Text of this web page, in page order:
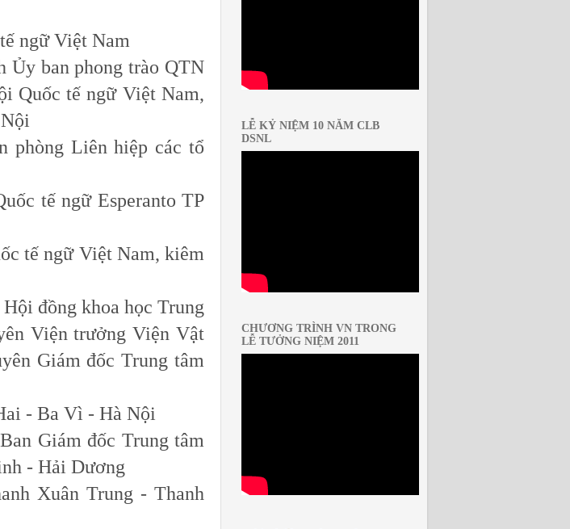
ngữ Việt Nam
Ủy ban phong trào QTN
Quốc tế ngữ Việt Nam,
phòng Liên hiệp các tổ
tế ngữ Esperanto TP
tế ngữ Việt Nam, kiêm
đồng khoa học Trung
Viện trưởng Viện Vật
Giám đốc Trung tâm
- Ba Vì - Hà Nội
Giám đốc Trung tâm
- Hải Dương
Xuân Trung - Thanh
LỄ KỶ NIỆM 10 NĂM CLB
DSNL
CHƯƠNG TRÌNH VN TRONG
LỄ TƯỞNG NIỆM 2011